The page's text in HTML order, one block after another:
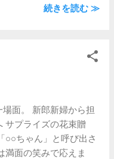
、婚姻の証として交
が、 どうなんでしょ
続きを読む ≫
面。 新郎新婦から担
サプライズの花束贈
○○ちゃん」と呼び出さ
満面の笑みで応えま